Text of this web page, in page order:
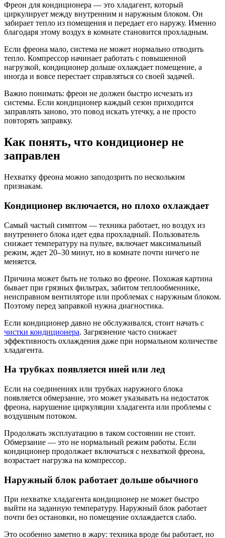
Фреон для кондиционера — это хладагент, который
циркулирует между внутренним и наружным блоком. Он
забирает тепло из помещения и передает его наружу. Именно
благодаря этому воздух в комнате становится прохладным.
Если фреона мало, система не может нормально отводить
тепло. Компрессор начинает работать с повышенной
нагрузкой, кондиционер дольше охлаждает помещение, а
иногда и вовсе перестает справляться со своей задачей.
Важно понимать: фреон не должен быстро исчезать из
системы. Если кондиционер каждый сезон приходится
заправлять заново, это повод искать утечку, а не просто
повторять заправку.
Как понять, что кондиционер не
заправлен
Нехватку фреона можно заподозрить по нескольким
признакам.
Кондиционер включается, но плохо охлаждает
Самый частый симптом — техника работает, но воздух из
внутреннего блока идет едва прохладный. Пользователь
снижает температуру на пульте, включает максимальный
режим, ждет 20–30 минут, но в комнате почти ничего не
меняется.
Причина может быть не только во фреоне. Похожая картина
бывает при грязных фильтрах, забитом теплообменнике,
неисправном вентиляторе или проблемах с наружным блоком.
Поэтому перед заправкой нужна диагностика.
Если кондиционер давно не обслуживался, стоит начать с
чистки кондиционера. Загрязнение часто снижает
эффективность охлаждения даже при нормальном количестве
хладагента.
На трубках появляется иней или лед
Если на соединениях или трубках наружного блока
появляется обмерзание, это может указывать на недостаток
фреона, нарушение циркуляции хладагента или проблемы с
воздушным потоком.
Продолжать эксплуатацию в таком состоянии не стоит.
Обмерзание — это не нормальный режим работы. Если
кондиционер продолжает включаться с нехваткой фреона,
возрастает нагрузка на компрессор.
Наружный блок работает дольше обычного
При нехватке хладагента кондиционер не может быстро
выйти на заданную температуру. Наружный блок работает
почти без остановки, но помещение охлаждается слабо.
Это особенно заметно в жару: техника вроде бы работает, но